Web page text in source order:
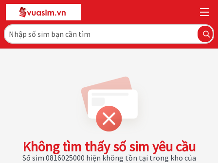
Không tìm thấy số sim yêu cầu
Số sim 0816025000 hiện không tồn tại trong kho của